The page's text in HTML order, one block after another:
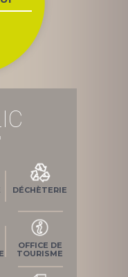
DÉCHÈTERIE
OFFICE DE
TOURISME